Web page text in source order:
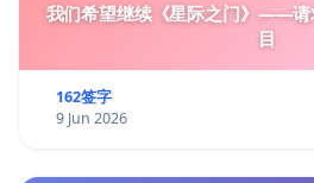
我们希望继续《星际之门》——
目
162签字
9 Jun 2026